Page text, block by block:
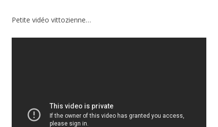
Petite vidéo vittozienne…